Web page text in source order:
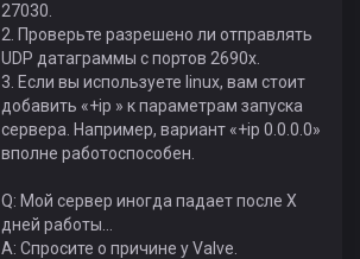
27030.
2. Проверьте разрешено ли отправлять
UDP датаграммы с портов 2690x.
3. Если вы используете linux, вам стоит
добавить «+ip » к параметрам запуска
сервера. Например, вариант «+ip 0.0.0.0»
вполне работоспособен.
Q: Мой сервер иногда падает после X
дней работы...
A: Спросите о причине у Valve.